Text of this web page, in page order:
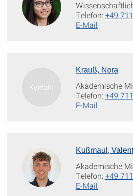
Telefon:+49
E-Mail
Krauß, Nora
Akademische
Telefon:+49
E-Mail
Kußmaul,
Akademische
Telefon:+49
E-Mail